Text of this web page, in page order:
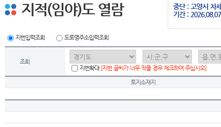
중단 : 고양시 차
기간 :
지적(임야)도 열람
지번입력조회 도로명주소입력조회
조회
지번확대 [지번 글씨가 너무 작을 경우 체크하여 주십시오]
토지소재지